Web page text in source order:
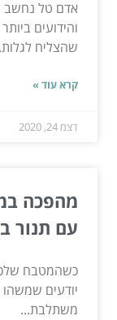
אדם טל נחשב
והידועים
שהצליח
קרא עוד »
דצמ 24, 2020
עם תנור
כשהמטבח
יודעים
משתלבת...